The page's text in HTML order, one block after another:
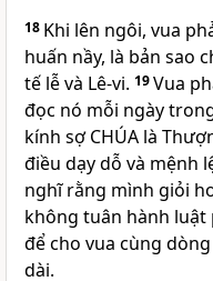
18 Khi lên ngôi, vua
huấn nầy, là bản sao
tế lễ và Lê-vi. 19Vua
đọc nó mỗi ngày
kính sợ CHÚA là
điều dạy dỗ và mệnh
nghĩ rằng mình giỏi
không tuân hành
để cho vua cùng
dài.